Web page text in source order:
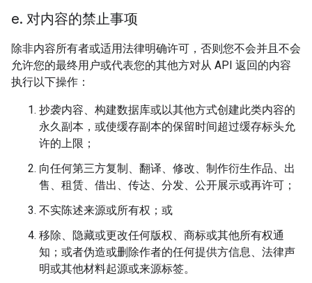
e. 对内容的禁止事项
除非内容所有者或适用法律明确许可，否则您不会并且不会
允许您的最终用户或代表您的其他方对从 API 返回的内容
执行以下操作：
抄袭内容、构建数据库或以其他方式创建此类内容的
永久副本，或使缓存副本的保留时间超过缓存标头允
许的上限；
向任何第三方复制、翻译、修改、制作衍生作品、出
售、租赁、借出、传达、分发、公开展示或再许可；
不实陈述来源或所有权；或
移除、隐藏或更改任何版权、商标或其他所有权通
知；或者伪造或删除作者的任何提供方信息、法律声
明或其他材料起源或来源标签。